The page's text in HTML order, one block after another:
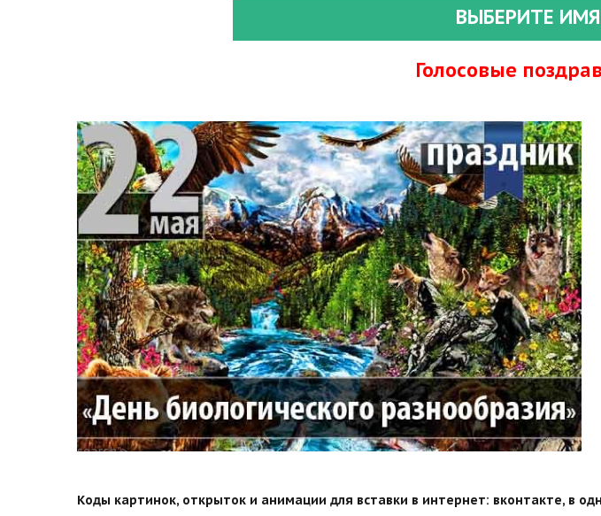
ВЫБЕРИТЕ
Голосовые
search">
Коды картинок, открыток и анимации для вставки в интернет: вконтакте, в